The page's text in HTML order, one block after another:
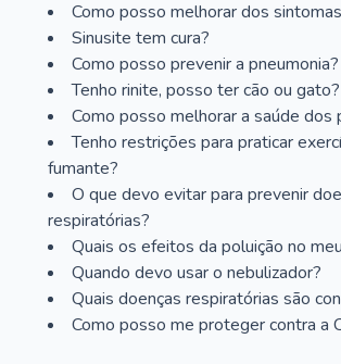
Como posso melhorar dos
Sinusite tem cura?
Como posso prevenir a pneumonia?
Tenho rinite, posso ter cão ou gato?
Como posso melhorar a saúde dos
Tenho restrições para praticar
fumante?
O que devo evitar para prevenir
respiratórias?
Quais os efeitos da poluição no
Quando devo usar o nebulizador?
Quais doenças respiratórias são
Como posso me proteger contra a